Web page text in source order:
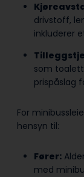
drivstoff,
inkluderer
som
prispåslag
For
hensyn til:
Fører:
med